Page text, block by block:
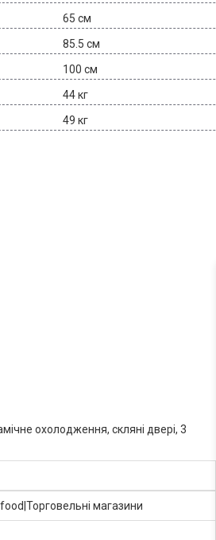
65 см
85.5 см
100 см
44 кг
49 кг
охолодження, скляні двері, 3
магазини